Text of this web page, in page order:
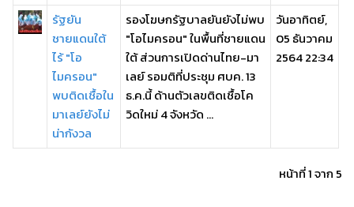
รัฐยัน
ชายแดนใต้
ไร้ "โอ
ไมครอน"
พบติดเชื้อใน
มาเลย์ยังไม่
น่ากังวล
รองโฆษกรัฐบาลยันยังไม่พบ
"โอไมครอน" ในพื้นที่ชายแดน
ใต้ ส่วนการเปิดด่านไทย-มา
เลย์ รอมติที่ประชุม ศบค. 13
ธ.ค.นี้ ด้านตัวเลขติดเชื้อโค
วิดใหม่ 4 จังหวัด ...
วันอาทิตย์,
05 ธันวาคม
2564 22:34
หน้าที่ 1 จาก 5